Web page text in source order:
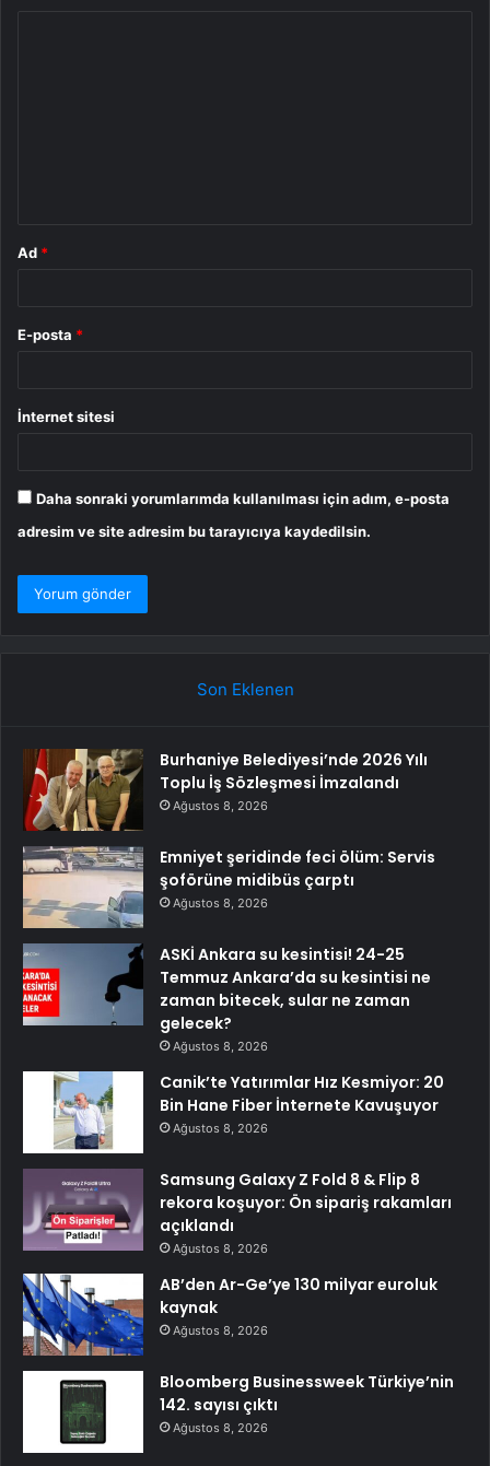
Ad *
E-posta *
İnternet sitesi
Daha sonraki yorumlarımda kullanılması için adım, e-posta
adresim ve site adresim bu tarayıcıya kaydedilsin.
Son Eklenen
Burhaniye Belediyesi’nde 2026 Yılı
Toplu İş Sözleşmesi İmzalandı
Ağustos 8, 2026
Emniyet şeridinde feci ölüm: Servis
şoförüne midibüs çarptı
Ağustos 8, 2026
ASKİ Ankara su kesintisi! 24-25
Temmuz Ankara’da su kesintisi ne
zaman bitecek, sular ne zaman
gelecek?
Ağustos 8, 2026
Canik’te Yatırımlar Hız Kesmiyor: 20
Bin Hane Fiber İnternete Kavuşuyor
Ağustos 8, 2026
Samsung Galaxy Z Fold 8 & Flip 8
rekora koşuyor: Ön sipariş rakamları
açıklandı
Ağustos 8, 2026
AB’den Ar-Ge’ye 130 milyar euroluk
kaynak
Ağustos 8, 2026
Bloomberg Businessweek Türkiye’nin
142. sayısı çıktı
Ağustos 8, 2026